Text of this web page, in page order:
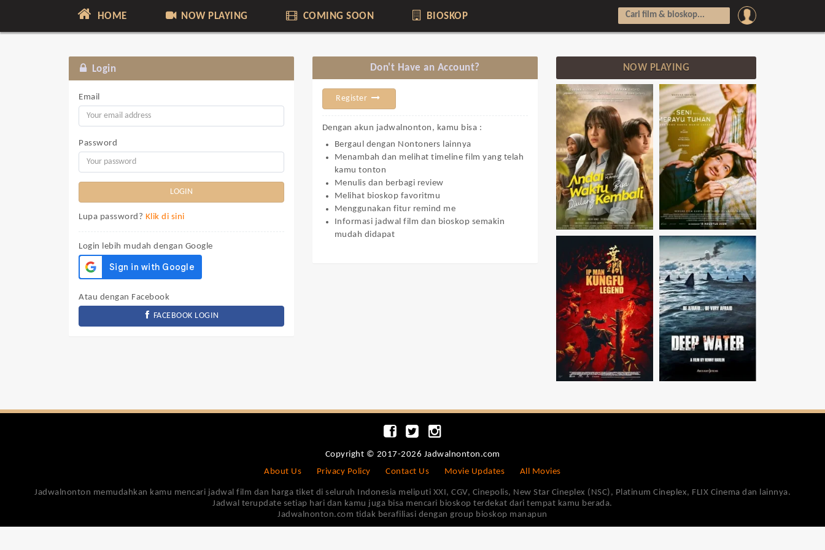
HOME NOW PLAYING COMING SOON BIOSKOP
Login
Email
Password
Lupa password? Klik di sini
Login lebih mudah dengan Google
Atau dengan Facebook
FACEBOOK LOGIN
Don't Have an Account?
Register
Dengan akun jadwalnonton, kamu bisa :
Bergaul dengan Nontoners lainnya
Menambah dan melihat timeline film yang telah
kamu tonton
Menulis dan berbagi review
Melihat bioskop favoritmu
Menggunakan fitur remind me
Informasi jadwal film dan bioskop semakin
mudah didapat
NOW PLAYING
Copyright © 2017-2026 Jadwalnonton.com
About Us
Privacy Policy Contact Us Movie Updates All Movies
Jadwalnonton memudahkan kamu mencari jadwal film dan harga tiket di seluruh Indonesia meliputi XXI, CGV, Cinepolis, New Star Cineplex (NSC), Platinum Cineplex, FLIX Cinema dan lainnya.
Jadwal terupdate setiap hari dan kamu juga bisa mencari bioskop terdekat dari tempat kamu berada.
Jadwalnonton.com tidak berafiliasi dengan group bioskop manapun